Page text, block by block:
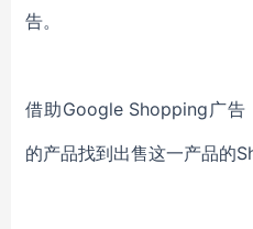
告。
借助Google Shopping广告
的产品找到出售这一产品的